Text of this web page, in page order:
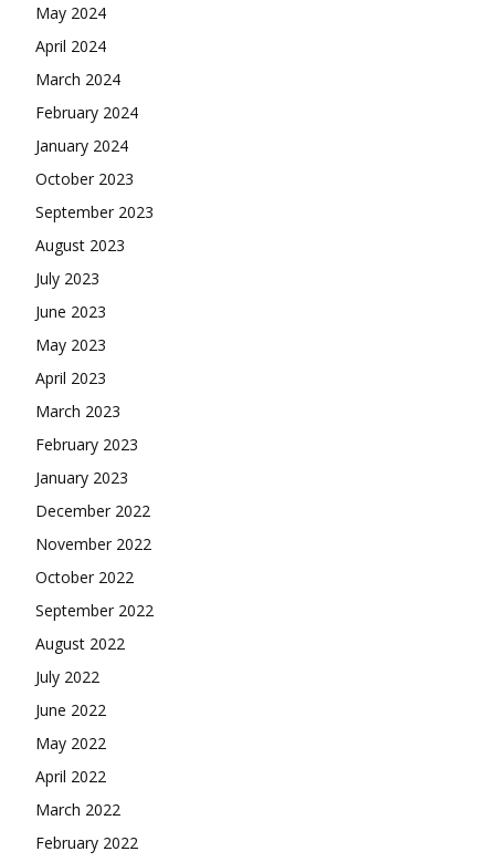
May 2024
April 2024
March 2024
February 2024
January 2024
October 2023
September 2023
August 2023
July 2023
June 2023
May 2023
April 2023
March 2023
February 2023
January 2023
December 2022
November 2022
October 2022
September 2022
August 2022
July 2022
June 2022
May 2022
April 2022
March 2022
February 2022